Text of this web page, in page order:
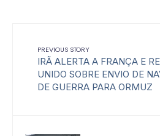
PREVIOUS STORY
IRÃ ALERTA A FRANÇA E
UNIDO SOBRE ENVIO DE
DE GUERRA PARA ORMUZ